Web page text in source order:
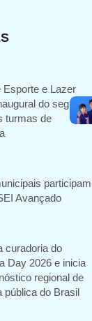
Esporte e Lazer
do segundo
turmas de
participam
Avançado
curadoria do
Day 2026 e inicia
regional de
pública do Brasil